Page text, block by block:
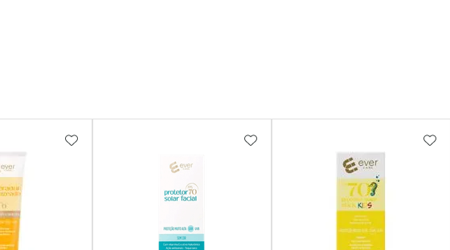
ADICIONAR AOS FAVORITOSADICIONAR AOS FAVORITOS